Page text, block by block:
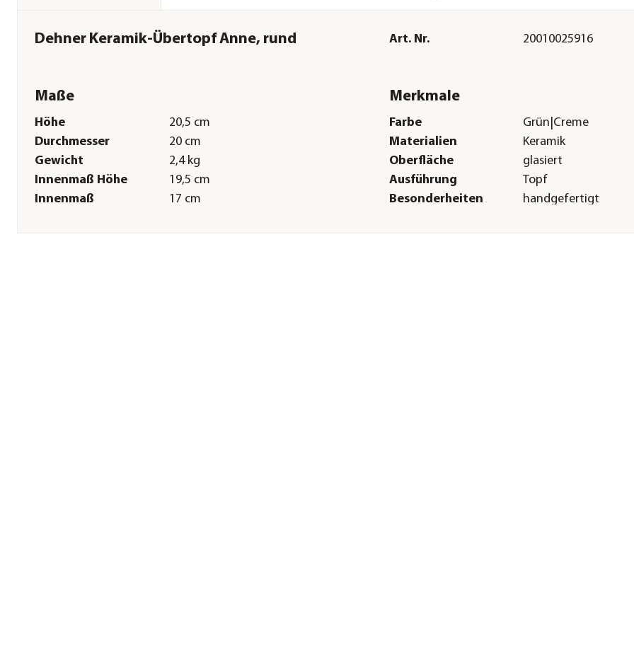
Dehner Keramik-Übertopf Anne, rund Art. Nr. 20010025916
Maße
Höhe
20,5 cm
Durchmesser
20 cm
Gewicht
2,4 kg
Innenmaß Höhe
19,5 cm
Innenmaß
17 cm
Merkmale
Farbe
Grün|Creme
Materialien
Keramik
Oberfläche
glasiert
Ausführung
Topf
Besonderheiten
handgefertigt